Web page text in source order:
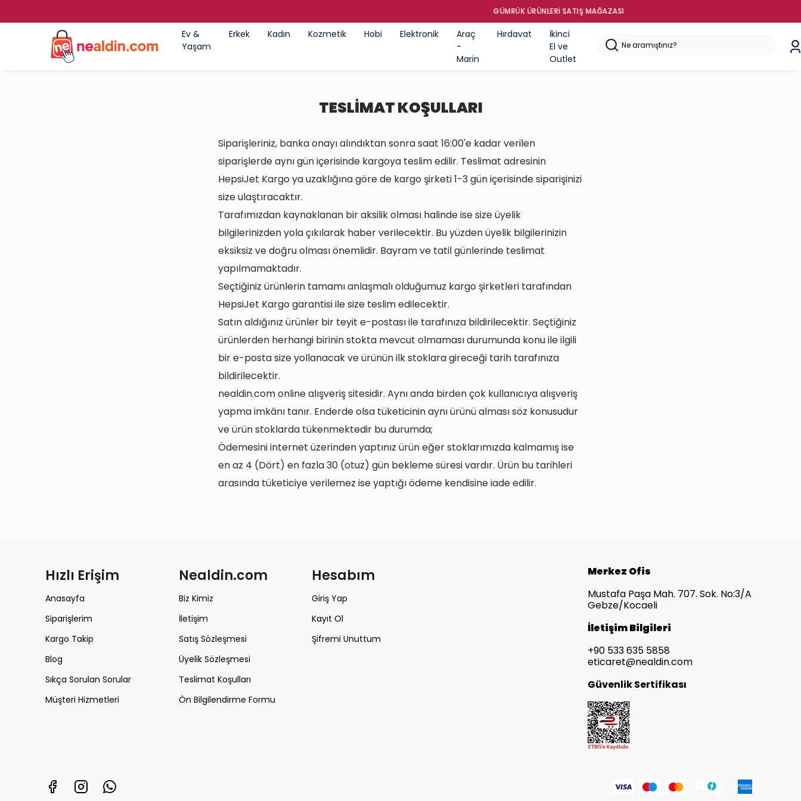
Ev &
Yaşam
Erkek Kadın Kozmetik Hobi Elektronik
Araç
-
Marin
Hırdavat
İkinci
El ve
Outlet
TESLİMAT KOŞULLARI
Siparişleriniz, banka onayı alındıktan sonra saat 16:00'e kadar verilen
siparişlerde aynı gün içerisinde kargoya teslim edilir. Teslimat adresinin
HepsiJet Kargo ya uzaklığına göre de kargo şirketi 1-3 gün içerisinde siparişinizi
size ulaştıracaktır.
Tarafımızdan kaynaklanan bir aksilik olması halinde ise size üyelik
bilgilerinizden yola çıkılarak haber verilecektir. Bu yüzden üyelik bilgilerinizin
eksiksiz ve doğru olması önemlidir. Bayram ve tatil günlerinde teslimat
yapılmamaktadır.
Seçtiğiniz ürünlerin tamamı anlaşmalı olduğumuz kargo şirketleri tarafından
HepsiJet Kargo garantisi ile size teslim edilecektir.
Satın aldığınız ürünler bir teyit e-postası ile tarafınıza bildirilecektir. Seçtiğiniz
ürünlerden herhangi birinin stokta mevcut olmaması durumunda konu ile ilgili
bir e-posta size yollanacak ve ürünün ilk stoklara gireceği tarih tarafınıza
bildirilecektir.
nealdin.com online alışveriş sitesidir. Aynı anda birden çok kullanıcıya alışveriş
yapma imkânı tanır. Enderde olsa tüketicinin aynı ürünü alması söz konusudur
ve ürün stoklarda tükenmektedir bu durumda;
Ödemesini internet üzerinden yaptınız ürün eğer stoklarımızda kalmamış ise
en az 4 (Dört) en fazla 30 (otuz) gün bekleme süresi vardır. Ürün bu tarihleri
arasında tüketiciye verilemez ise yaptığı ödeme kendisine iade edilir.
Hızlı Erişim
Anasayfa
Siparişlerim
Kargo Takip
Blog
Sıkça Sorulan Sorular
Müşteri Hizmetleri
Nealdin.com
Biz Kimiz
İletişim
Satış Sözleşmesi
Üyelik Sözleşmesi
Teslimat Koşulları
Ön Bilgilendirme Formu
Hesabım
Giriş Yap
Kayıt Ol
Şifremi Unuttum
Merkez Ofis
Mustafa Paşa Mah. 707. Sok. No:3/A
Gebze/Kocaeli
İletişim Bilgileri
+90 533 635 5858
eticaret@nealdin.com
Güvenlik Sertifikası